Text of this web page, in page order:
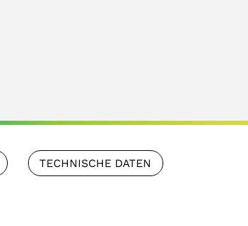
TECHNISCHE DATEN